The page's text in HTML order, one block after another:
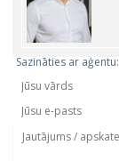
Sazināties ar aģentu: